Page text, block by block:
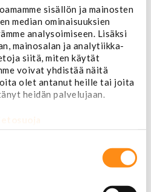
sisällön ja mainosten
median ominaisuuksien
analysoimiseen. Lisäksi
mainosalan ja analytiikka-
siitä, miten käytät
voivat yhdistää näitä
olet antanut heille tai joita
heidän palvelujaan.
maalit
massat